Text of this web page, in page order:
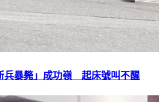
兵暴斃」成功嶺 起床號叫不醒